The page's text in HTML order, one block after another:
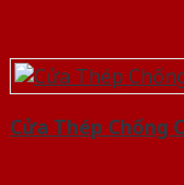
Cửa Thép Chống